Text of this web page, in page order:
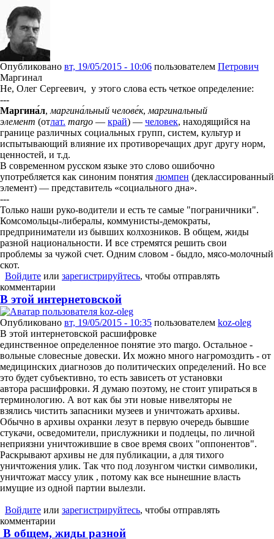
Опубликовано вт, 19/05/2015 - 10:06 пользователем Петрович
Маргинал
Не, Олег Сергеевич, у этого слова есть четкое определение:
---
Маргина́л, маргина́льный челове́к, маргинальный
элемент (отлат. margo — край) — человек, находящийся на
границе различных социальных групп, систем, культур и
испытывающий влияние их противоречащих друг другу норм,
ценностей, и т.д.
В современном русском языке это слово ошибочно
употребляется как синоним понятия люмпен (деклассированный
элемент) — представитель «социального дна».
---
Только наши руко-водители и есть те самые "пограничники".
Комсомольцы-либералы, коммунисты-демократы,
предприниматели из бывших колхозников. В общем, жиды
разной национальности. И все стремятся решить свои
проблемы за чужой счет. Одним словом - быдло, мясо-молочный
скот.
Войдите или зарегистрируйтесь, чтобы отправлять
комментарии
В этой интернетовской
Опубликовано вт, 19/05/2015 - 10:35 пользователем koz-oleg
В этой интернетовской расшифровке
единственное определенное понятие это margo. Остальное -
вольные словесные довески. Их можно много нагромоздить - от
медицинских диагнозов до политических определений. Но все
это будет субъективно, то есть зависеть от установки
автора расшифровки. Я думаю поэтому, не стоит упираться в
терминологию. А вот как бы эти новые нивеляторы не
взялись чистить запасники музеев и уничтожать архивы.
Обычно в архивы охранки лезут в первую очередь бывшие
стукачи, осведомители, прислужники и подлецы, по личной
неприязни уничтожившие в свое время своих "оппонентов".
Раскрывают архивы не для публикации, а для тихого
уничтожения улик. Так что под лозунгом чистки символики,
уничтожат массу улик , потому как все нынешние власть
имущие из одной партии вылезли.
Войдите или зарегистрируйтесь, чтобы отправлять
комментарии
В общем, жиды разной